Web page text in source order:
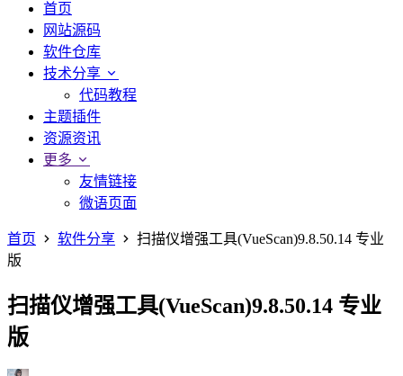
首页
网站源码
软件仓库
技术分享
代码教程
主题插件
资源资讯
更多
友情链接
微语页面
首页 软件分享
扫描仪增强工具(VueScan)9.8.50.14 专业
版
扫描仪增强工具(VueScan)9.8.50.14 专业
版